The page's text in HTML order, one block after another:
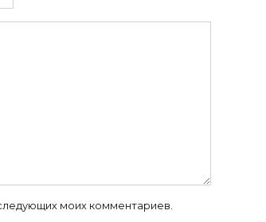
моих комментариев.